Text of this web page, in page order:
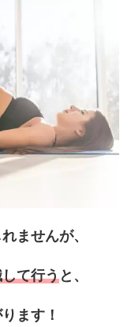
ませんが、
て行うと、
ます！